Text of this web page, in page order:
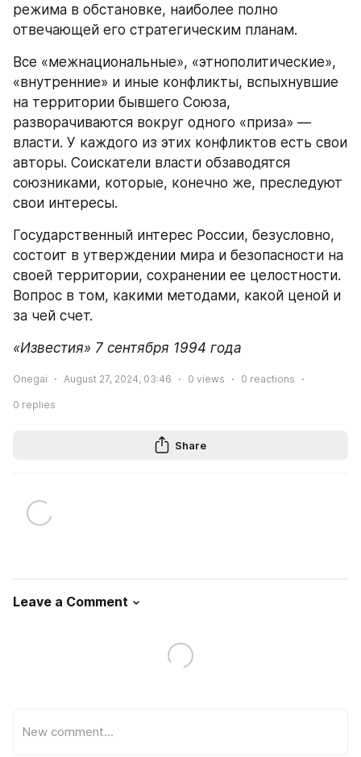
режима в обстановке, наиболее полно
отвечающей его стратегическим планам.
Все «межнациональные», «этнополитические»,
«внутренние» и иные конфликты, вспыхнувшие
на территории бывшего Союза,
разворачиваются вокруг одного «приза» —
власти. У каждого из этих конфликтов есть свои
авторы. Соискатели власти обзаводятся
союзниками, которые, конечно же, преследуют
свои интересы.
Государственный интерес России, безусловно,
состоит в утверждении мира и безопасности на
своей территории, сохранении ее целостности.
Вопрос в том, какими методами, какой ценой и
за чей счет.
«Известия» 7 сентября 1994 года
Onegai August 27, 2024, 03:46 0 views 0 reactions
0 replies
Share
Leave a Comment